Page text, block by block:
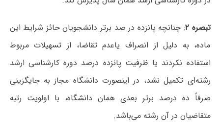
تبصره ۲ : چنانچه پانزده در صد برتر دانشجویان حائز شرایط این
ماده، به دلیل از انصراف یاعدم تقاضا، از تسهیلات مربوط
استفاده نکردند یا ظرفیت پانزده درصد دوره کارشناسی ارشد
رشته‌ای تکمیل نشد، در اینصورت دانشگاه مجاز به جایگزینی
صرفاً ده درصد برتر بعدی همان دانشگاه، با اولویت رتبه
متقاضیان در آن رشته می‌باشد.